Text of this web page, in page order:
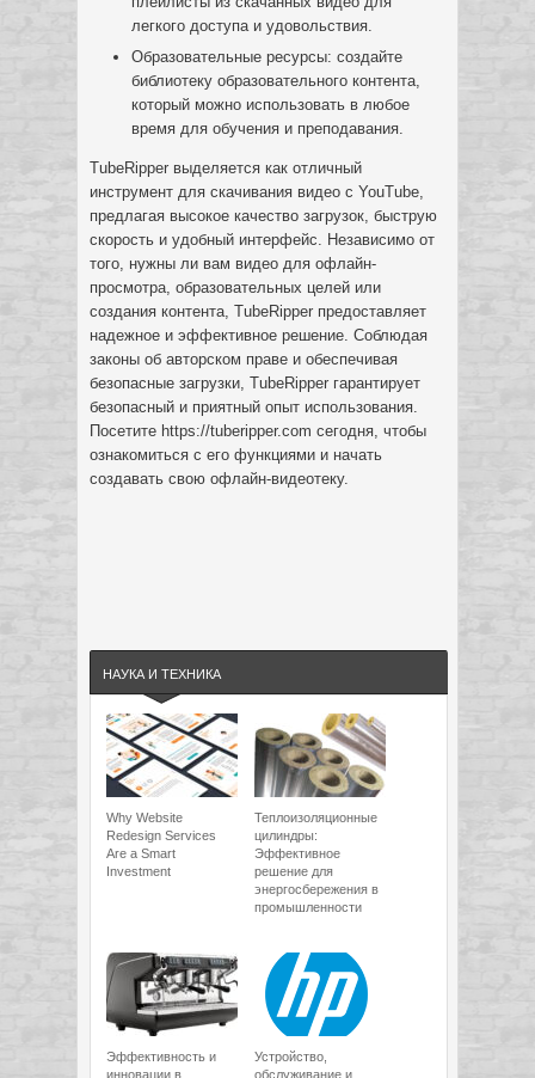
легкого доступа и удовольствия.
Образовательные ресурсы: создайте
библиотеку образовательного контента,
который можно использовать в любое
время для обучения и преподавания.
TubeRipper выделяется как отличный
инструмент для скачивания видео с YouTube,
предлагая высокое качество загрузок, быструю
скорость и удобный интерфейс. Независимо от
того, нужны ли вам видео для офлайн-
просмотра, образовательных целей или
создания контента, TubeRipper предоставляет
надежное и эффективное решение. Соблюдая
законы об авторском праве и обеспечивая
безопасные загрузки, TubeRipper гарантирует
безопасный и приятный опыт использования.
Посетите https://tuberipper.com сегодня, чтобы
ознакомиться с его функциями и начать
создавать свою офлайн-видеотеку.
НАУКА И ТЕХНИКА
Why Website
Redesign Services
Are a Smart
Investment
Теплоизоляционные
цилиндры:
Эффективное
решение для
энергосбережения в
промышленности
Эффективность и
инновации в
Устройство,
обслуживание и